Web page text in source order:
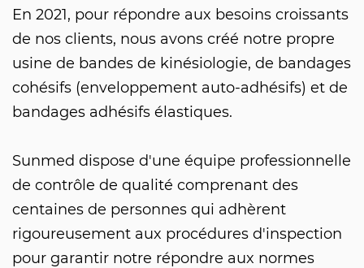
En 2021, pour répondre aux besoins croissants
de nos clients, nous avons créé notre propre
usine de bandes de kinésiologie, de bandages
cohésifs (enveloppement auto-adhésifs) et de
bandages adhésifs élastiques.
Sunmed dispose d'une équipe professionnelle
de contrôle de qualité comprenant des
centaines de personnes qui adhèrent
rigoureusement aux procédures d'inspection
pour garantir notre répondre aux normes